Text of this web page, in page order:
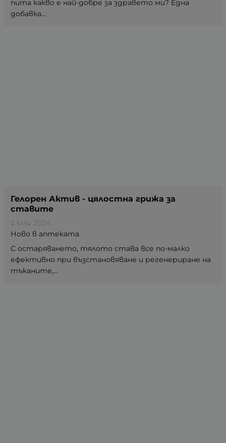
пита какво е най-добре за здравето ми? Една
добавка...
Гелорен Актив - цялостна грижа за
ставите
2 юли 2024
Ново в аптеката
С остаряването, тялото става все по-малко
ефективно при възстановяване и регенериране на
тъканите,...